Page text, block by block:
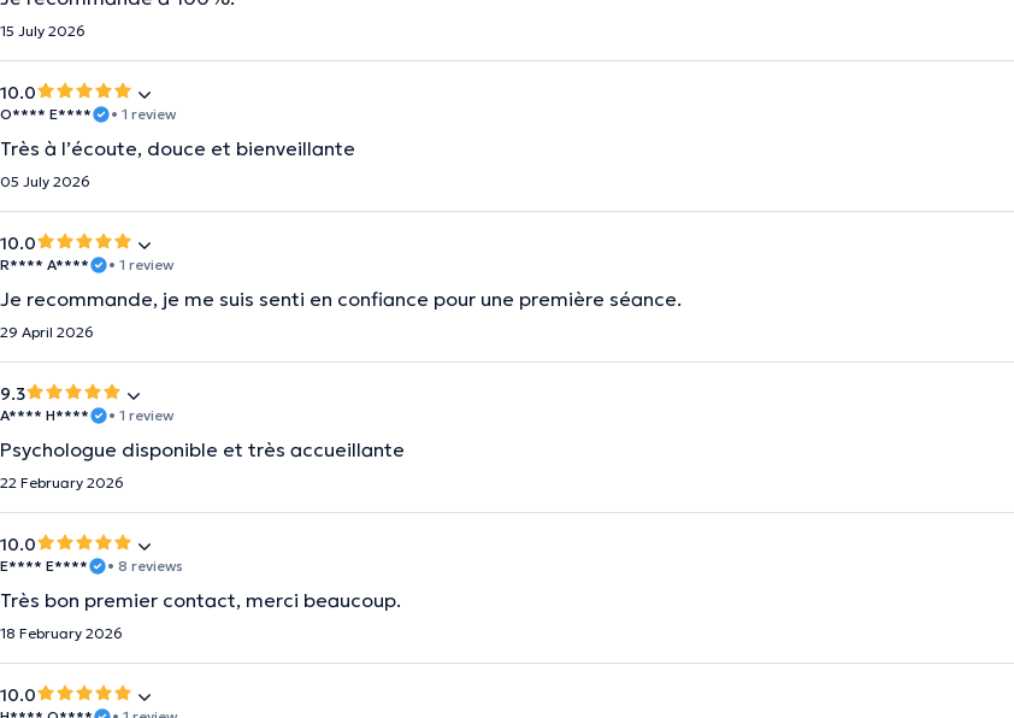
15 July 2026
10.0
O**** E**** • 1 review
Très à l’écoute, douce et bienveillante
05 July 2026
10.0
R**** A**** • 1 review
Je recommande, je me suis senti en confiance pour une première séance.
29 April 2026
9.3
A**** H**** • 1 review
Psychologue disponible et très accueillante
22 February 2026
10.0
E**** E**** • 8 reviews
Très bon premier contact, merci beaucoup.
18 February 2026
10.0